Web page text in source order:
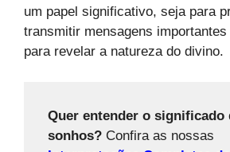
um papel significativo, seja para
transmitir mensagens
para revelar a natureza do divino.
Quer entender o significado
sonhos? Confira as nossas